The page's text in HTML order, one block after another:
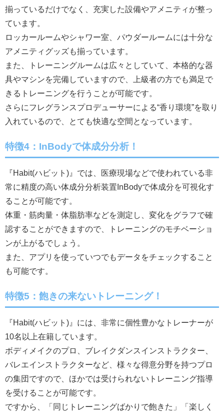
揃っているだけでなく、充実した設備やアメニティが整っ
ています。
ロッカールームやシャワー室、パウダールームには十分な
アメニティグッズも揃っています。
また、トレーニングルームは広々としていて、本格的な器
具やマシンを完備していますので、上級者の方でも満足で
きるトレーニングを行うことが可能です。
さらにフレグランスプロデューサーによる“香り環境”を取り
入れているので、とても快適な空間となっています。
特徴4：InBodyで体成分分析！
『Habit(ハビット)』では、医療現場などで使われている非
常に精度の高い体成分分析装置InBodyで体成分を可視化す
ることが可能です。
体重・筋肉量・体脂肪率などを測定し、変化をグラフで確
認することができますので、トレーニングのモチベーショ
ンが上がるでしょう。
また、アプリを使っていつでもデータをチェックすること
も可能です。
特徴5：飽きの来ないトレーニング！
『Habit(ハビット)』には、非常に個性豊かなトレーナーが
10名以上在籍しています。
ボディメイクのプロ、ブレイクダンスインストラクター、
バレエインストラクターなど、様々な得意分野を持つプロ
の集団ですので、ほかでは受けられないトレーニング指導
を受けることが可能です。
ですから、「同じトレーニングばかりで飽きた」「楽しく